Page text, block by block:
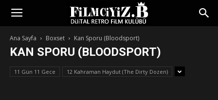
Ana Sayfa Boxset Kan Sporu (Bloodsport)
KAN SPORU (BLOODSPORT)
11 Gün 11 Gece 12 Kahraman Haydut (The Dirty Dozen)